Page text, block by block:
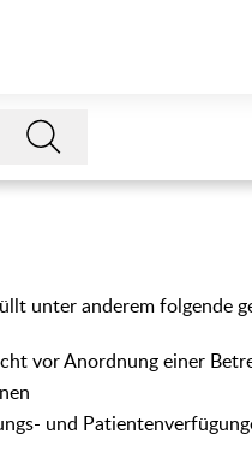
unter anderem folgende
vor Anordnung einer
und